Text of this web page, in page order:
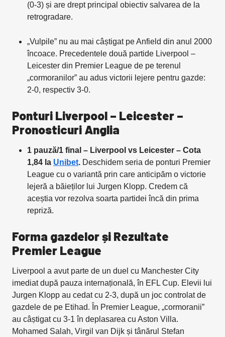
(0-3) și are drept principal obiectiv salvarea de la
retrogradare.
„Vulpile” nu au mai câștigat pe Anfield din anul 2000
încoace. Precedentele două partide Liverpool –
Leicester din Premier League de pe terenul
„cormoranilor” au adus victorii lejere pentru gazde:
2-0, respectiv 3-0.
Ponturi Liverpool – Leicester –
Pronosticuri Anglia
1 pauză/1 final – Liverpool vs Leicester – Cota
1,84 la Unibet. Deschidem seria de ponturi Premier
League cu o variantă prin care anticipăm o victorie
lejeră a băieților lui Jurgen Klopp. Credem că
aceștia vor rezolva soarta partidei încă din prima
repriză.
Forma gazdelor și Rezultate
Premier League
Liverpool a avut parte de un duel cu Manchester City
imediat după pauza internațională, în EFL Cup. Elevii lui
Jurgen Klopp au cedat cu 2-3, după un joc controlat de
gazdele de pe Etihad. În Premier League, „cormoranii”
au câștigat cu 3-1 în deplasarea cu Aston Villa.
Mohamed Salah, Virgil van Dijk și tânărul Stefan